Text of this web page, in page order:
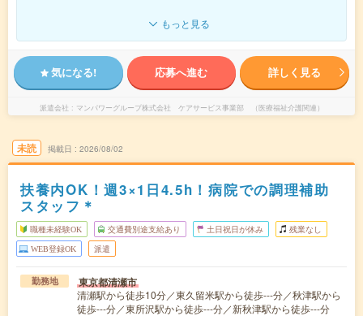
もっと見る
気になる! 応募へ進む 詳しく見る
派遣会社 マンパワーグループ株式会社 ケアサービス事業部 （医療福祉介護関連）
未読 掲載日 2026/08/02
扶養内OK！週3×1日4.5h！病院での調理補助
スタッフ＊
職種未経験OK 交通費別途支給あり 土日祝日が休み 残業なし
WEB登録OK 派遣
勤務地 東京都清瀬市
清瀬駅から徒歩10分／東久留米駅から徒歩---分／秋津駅から
徒歩---分／東所沢駅から徒歩---分／新秋津駅から徒歩---分